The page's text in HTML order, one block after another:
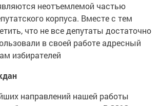
неотъемлемой частью
корпуса. Вместе с тем
что не все депутаты достаточно
в своей работе адресный
избирателей
направлений нашей работы